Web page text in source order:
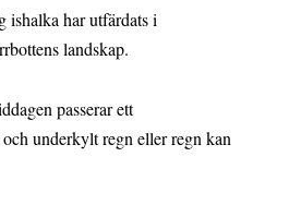
har utfärdats i
landskap.
passerar ett
underkylt regn eller regn kan